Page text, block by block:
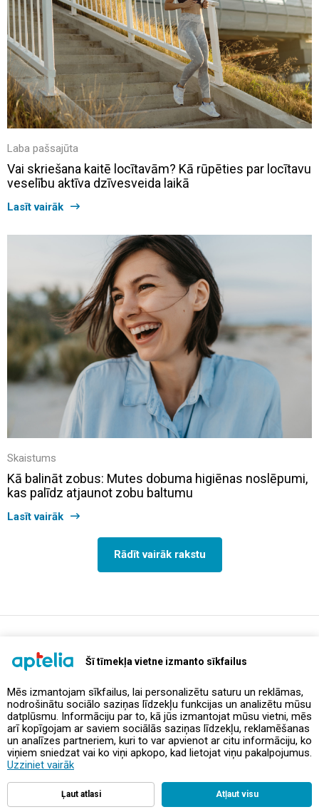
Šī tīmekļa vietne izmanto sīkfailus
Mēs izmantojam sīkfailus, lai personalizētu saturu un reklāmas,
nodrošinātu sociālo saziņas līdzekļu funkcijas un analizētu mūsu
datplūsmu. Informāciju par to, kā jūs izmantojat mūsu vietni, mēs
arī kopīgojam ar saviem sociālās saziņas līdzekļu, reklamēšanas
un analīzes partneriem, kuri to var apvienot ar citu informāciju, ko
viņiem sniedzat vai ko viņi apkopo, kad lietojat viņu pakalpojumus.
Uzziniet vairāk
Ļaut atlasi Atļaut visu
Laba pašsajūta
Vai skriešana kaitē locītavām? Kā rūpēties par locītavu
veselību aktīva dzīvesveida laikā
Lasīt vairāk
Skaistums
Kā balināt zobus: Mutes dobuma higiēnas noslēpumi,
kas palīdz atjaunot zobu baltumu
Lasīt vairāk
Rādīt vairāk rakstu
Piedāvājumi un akcijas
Kontakti